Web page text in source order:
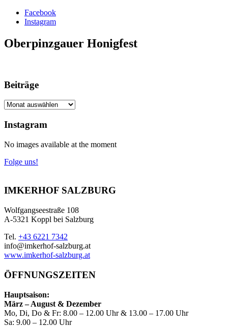
Facebook
Instagram
Oberpinzgauer Honigfest
Beiträge
Beiträge
Instagram
No images available at the moment
Folge uns!
IMKERHOF SALZBURG
Wolfgangseestraße 108
A-5321 Koppl bei Salzburg
Tel. +43 6221 7342
info@imkerhof-salzburg.at
www.imkerhof-salzburg.at
ÖFFNUNGSZEITEN
Hauptsaison:
März – August & Dezember
Mo, Di, Do & Fr: 8.00 – 12.00 Uhr & 13.00 – 17.00 Uhr
Sa: 9.00 – 12.00 Uhr